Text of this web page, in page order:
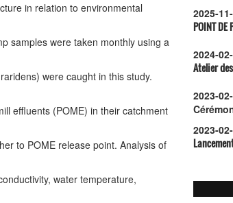
in relation to environmental
samples were taken monthly using a
were caught in this study.
effluents (POME) in their catchment
to POME release point. Analysis of
water temperature,
2025-
POINT DE
2024-
Atelier
2023-
2023-